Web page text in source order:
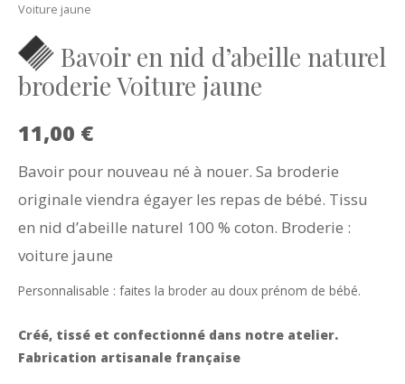
Voiture jaune
Bavoir en nid d’abeille naturel
broderie Voiture jaune
11,00 €
Bavoir pour nouveau né à nouer. Sa broderie
originale viendra égayer les repas de bébé. Tissu
en nid d’abeille naturel 100 % coton. Broderie :
voiture jaune
Personnalisable : faites la broder au doux prénom de bébé.
Créé, tissé et confectionné dans notre atelier.
Fabrication artisanale française